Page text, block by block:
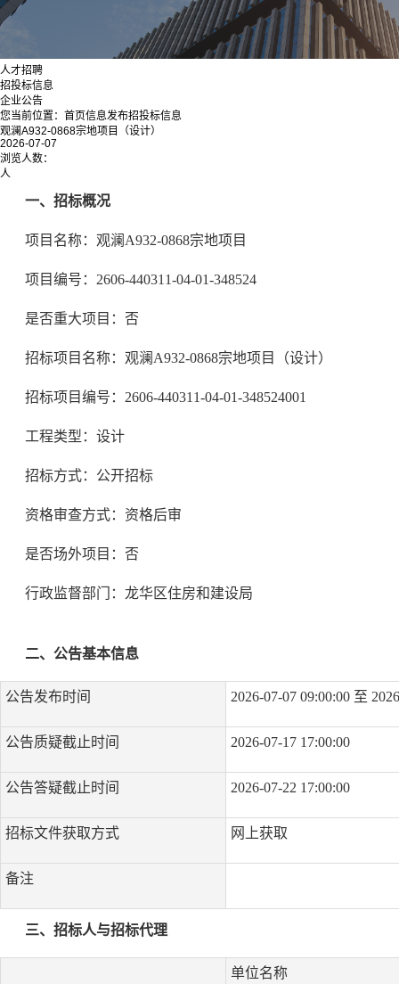
人才招聘
招投标信息
企业公告
您当前位置： 首页信息发布招投标信息
观澜A932-0868宗地项目（设计）
2026-07-07
浏览人数：
人
一、招标概况
项目名称：观澜A932-0868宗地项目
项目编号：2606-440311-04-01-348524
是否重大项目：否
招标项目名称：观澜A932-0868宗地项目（设计）
招标项目编号：2606-440311-04-01-348524001
工程类型：设计
招标方式：公开招标
资格审查方式：资格后审
是否场外项目：否
行政监督部门：龙华区住房和建设局
二、公告基本信息
公告发布时间 2026-07-07 09:00:00 至
公告质疑截止时间 2026-07-17 17:00:00
公告答疑截止时间 2026-07-22 17:00:00
招标文件获取方式 网上获取
备注
三、招标人与招标代理
单位名称